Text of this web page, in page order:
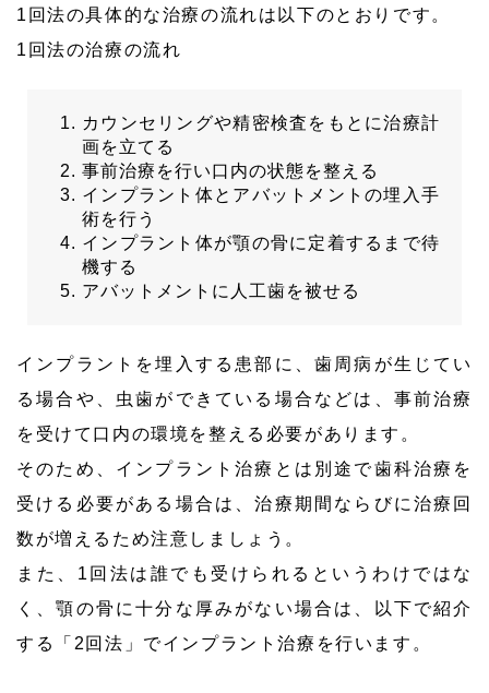
1回法の具体的な治療の流れは以下のとおりです。
1回法の治療の流れ
カウンセリングや精密検査をもとに治療計
画を立てる
事前治療を行い口内の状態を整える
インプラント体とアバットメントの埋入手
術を行う
インプラント体が顎の骨に定着するまで待
機する
アバットメントに人工歯を被せる
インプラントを埋入する患部に、歯周病が生じてい
る場合や、虫歯ができている場合などは、事前治療
を受けて口内の環境を整える必要があります。
そのため、インプラント治療とは別途で歯科治療を
受ける必要がある場合は、治療期間ならびに治療回
数が増えるため注意しましょう。
また、1回法は誰でも受けられるというわけではな
く、顎の骨に十分な厚みがない場合は、以下で紹介
する「2回法」でインプラント治療を行います。